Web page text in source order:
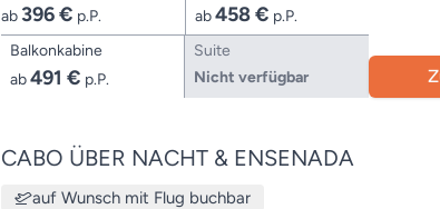
ab 396 € p.P.
ab458 € p.P.
Balkonkabine
ab491 € p.P.
Suite
Nicht verfügbar
CABO ÜBER NACHT & ENSENADA
auf Wunsch mit Flug buchbar